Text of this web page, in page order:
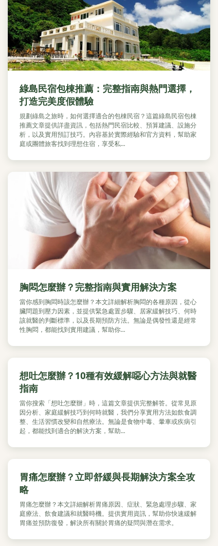
綠島民宿包棟推薦：完整指南與熱門選擇，
打造完美度假體驗
規劃綠島之旅時，如何選擇適合的包棟民宿？這篇綠島民宿包棟
推薦文章提供詳盡資訊，包括熱門民宿比較、預算建議、設施分
析，以及實用預訂技巧。內容基於實際經驗和官方資料，幫助家
庭或團體旅客找到理想住宿，享受私...
胸悶怎麼辦？完整指南與實用解決方案
當你感到胸悶時該怎麼辦？本文詳細解析胸悶的各種原因，從心
臟問題到壓力因素，並提供緊急處置步驟、居家緩解技巧、何時
該就醫的判斷標準，以及長期預防方法。無論是偶發性還是經常
性胸悶，都能找到實用建議，幫助你...
想吐怎麼辦？10種有效緩解噁心方法與就醫
指南
當你搜索「想吐怎麼辦」時，這篇文章提供完整解答。從常見原
因分析、家庭緩解技巧到何時就醫，我們分享實用方法如飲食調
整、生活習慣改變和自然療法。無論是食物中毒、暈車或疾病引
起，都能找到適合的解決方案，幫助...
胃痛怎麼辦？立即舒緩與長期解決方案全攻
略
胃痛怎麼辦？本文詳細解析胃痛原因、症狀、緊急處理步驟、家
庭療法、飲食建議和就醫時機。提供實用資訊，幫助你快速緩解
胃痛並預防復發，解決所有關於胃痛的疑問與潛在需求。